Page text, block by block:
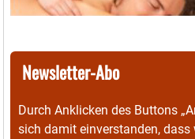
Newsletter-Abo
Durch Anklicken des Buttons
sich damit einverstanden,